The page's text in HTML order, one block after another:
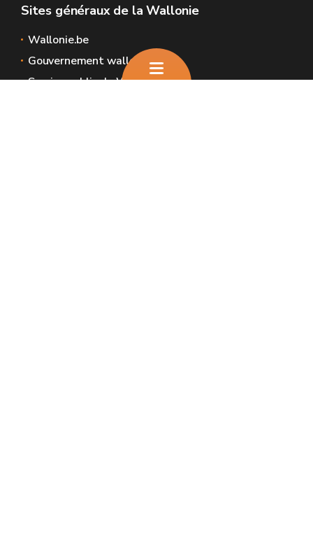
Sites généraux de la Wallonie
Wallonie.be
Gouvernement wallon
Service public de Wallonie